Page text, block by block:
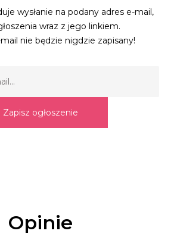
wysłanie na podany adres e-mail,
wraz z jego linkiem.
nie będzie nigdzie zapisany!
Zapisz ogłoszenie
Opinie